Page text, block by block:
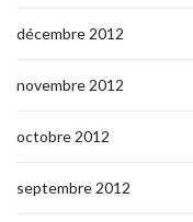
décembre 2012
novembre 2012
octobre 2012
septembre 2012